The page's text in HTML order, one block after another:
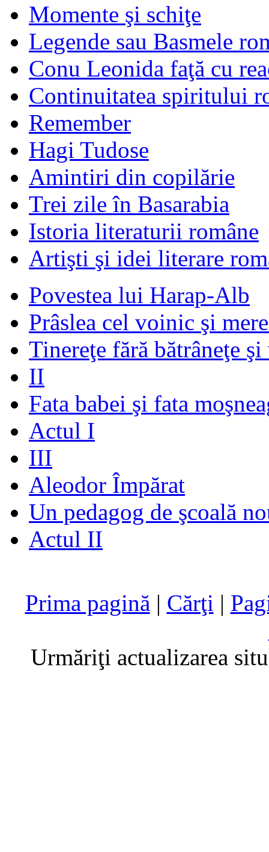
Momente şi schiţe
Legende sau Basmele
Conu Leonida faţă cu
Continuitatea spiritului
Remember
Hagi Tudose
Amintiri din copilărie
Trei zile în Basarabia
Istoria literaturii române
Artişti şi idei literare
Povestea lui Harap-Alb
Prâslea cel voinic şi
Tinereţe fără bătrâneţe
II
Fata babei şi fata
Actul I
III
Aleodor Împărat
Un pedagog de şcoală
Actul II
Prima pagină | Cărţi |
Urmăriţi actualizarea